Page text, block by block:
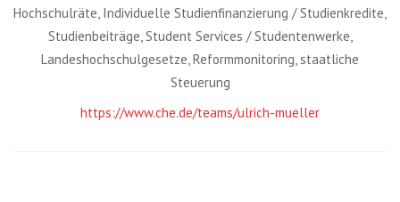
Hochschulräte, Individuelle Studienfinanzierung / Studienkredite,
Studienbeiträge, Student Services / Studentenwerke,
Landeshochschulgesetze, Reformmonitoring, staatliche
Steuerung
https://www.che.de/teams/ulrich-mueller